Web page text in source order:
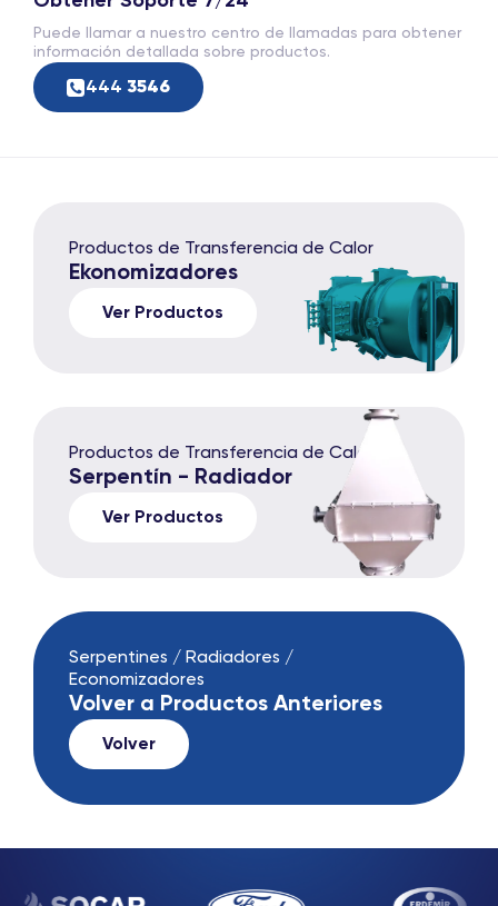
Puede llamar a nuestro centro de llamadas para obtener
información detallada sobre productos.
444 3546
Productos de Transferencia de Calor
Ekonomizadores
Ver Productos
Productos de Transferencia de Calor
Serpentín - Radiador
Ver Productos
Serpentines / Radiadores /
Economizadores
Volver a Productos Anteriores
Volver